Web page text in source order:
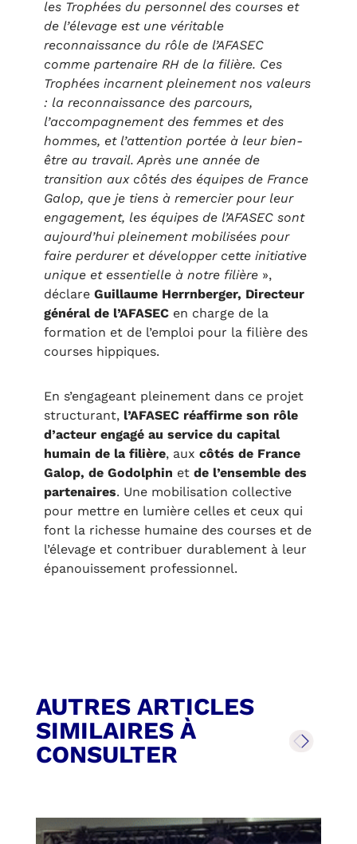
les Trophées du personnel des courses et
de l’élevage est une véritable
reconnaissance du rôle de l’AFASEC
comme partenaire RH de la filière. Ces
Trophées incarnent pleinement nos valeurs
: la reconnaissance des parcours,
l’accompagnement des femmes et des
hommes, et l’attention portée à leur bien-
être au travail. Après une année de
transition aux côtés des équipes de France
Galop, que je tiens à remercier pour leur
engagement, les équipes de l’AFASEC sont
aujourd’hui pleinement mobilisées pour
faire perdurer et développer cette initiative
unique et essentielle à notre filière»,
déclare Guillaume Herrnberger, Directeur
général de l’AFASECen charge de la
formation et de l’emploi pour la filière des
courses hippiques.
En s’engageant pleinement dans ce projet
structurant, l’AFASEC réaffirme son rôle
d’acteur engagé au service du capital
humain de la filière, aux côtés de France
Galop, de Godolphin et de l’ensemble des
partenaires. Une mobilisation collective
pour mettre en lumière celles et ceux qui
font la richesse humaine des courses et de
l’élevage et contribuer durablement à leur
épanouissement professionnel.
AUTRES ARTICLES
SIMILAIRES À
CONSULTER